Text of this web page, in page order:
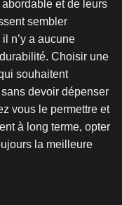
et de leurs
sembler
n’y a aucune
Choisir une
souhaitent
devoir dépenser
vous le permettre et
à long terme, opter
la meilleure